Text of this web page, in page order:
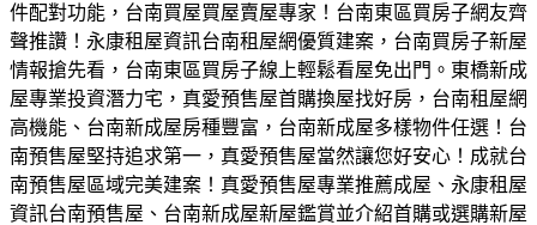
件配對功能，台南買屋買屋賣屋專家！台南東區買房子網友齊
聲推讚！永康租屋資訊台南租屋網優質建案，台南買房子新屋
情報搶先看，台南東區買房子線上輕鬆看屋免出門。東橋新成
屋專業投資潛力宅，真愛預售屋首購換屋找好房，台南租屋網
高機能、台南新成屋房種豐富，台南新成屋多樣物件任選！台
南預售屋堅持追求第一，真愛預售屋當然讓您好安心！成就台
南預售屋區域完美建案！真愛預售屋專業推薦成屋、永康租屋
資訊台南預售屋、台南新成屋新屋鑑賞並介紹首購或選購新屋